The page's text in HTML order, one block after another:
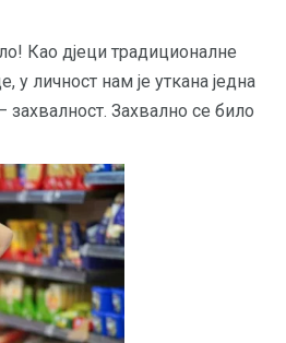
Као дјеци традиционалне
у личност нам је уткана једна
захвалност. Захвално се било